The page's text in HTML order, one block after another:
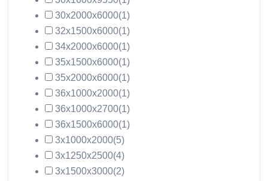
30х2000х6000(1)
32х1500х6000(1)
34х2000х6000(1)
35х1500х6000(1)
35х2000х6000(1)
36х1000х2000(1)
36х1000х2700(1)
36х1500х6000(1)
3х1000х2000(5)
3х1250х2500(4)
3х1500х3000(2)